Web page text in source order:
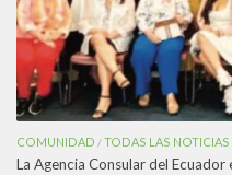
COMUNIDAD /TODAS LAS NOTICIAS
La Agencia Consular del